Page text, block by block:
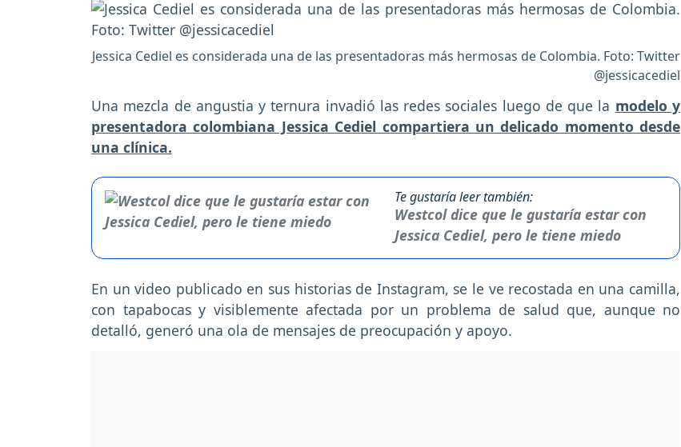
Jessica Cediel es considerada una de las presentadoras más hermosas de Colombia. Foto: Twitter
@jessicacediel
Una mezcla de angustia y ternura invadió las redes sociales luego de que la modelo y
presentadora colombiana Jessica Cediel compartiera un delicado momento desde
una clínica.
Te gustaría leer también:
Westcol dice que le gustaría estar con
Jessica Cediel, pero le tiene miedo
En un video publicado en sus historias de Instagram, se le ve recostada en una camilla,
con tapabocas y visiblemente afectada por un problema de salud que, aunque no
detalló, generó una ola de mensajes de preocupación y apoyo.